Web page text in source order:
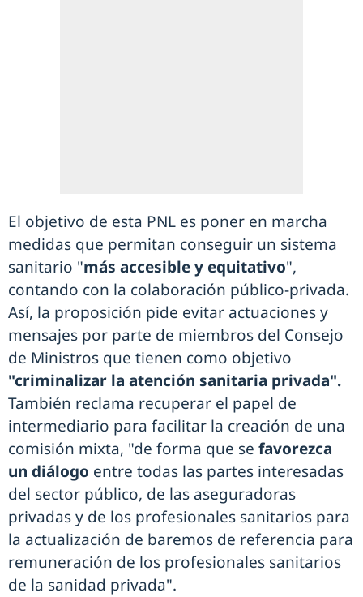
El objetivo de esta PNL es poner en marcha
medidas que permitan conseguir un sistema
sanitario "más accesible y equitativo",
contando con la colaboración público-privada.
Así, la proposición pide evitar actuaciones y
mensajes por parte de miembros del Consejo
de Ministros que tienen como objetivo
"criminalizar la atención sanitaria privada".
También reclama recuperar el papel de
intermediario para facilitar la creación de una
comisión mixta, "de forma que se favorezca
un diálogo entre todas las partes interesadas
del sector público, de las aseguradoras
privadas y de los profesionales sanitarios para
la actualización de baremos de referencia para
remuneración de los profesionales sanitarios
de la sanidad privada".